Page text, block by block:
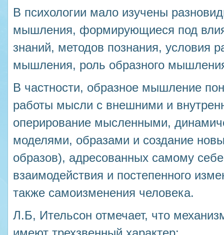
В психологии мало изучены
мышления, формирующиеся под
знаний, методов познания, условия
мышления, роль образного
В частности, образное мышление
работы мысли с внешними и
оперирование мысленными,
моделями, образами и создание
образов), адресованных самому
взаимодействия и постепенного
также самоизменения человека.
Л.Б, Ительсон отмечает, что